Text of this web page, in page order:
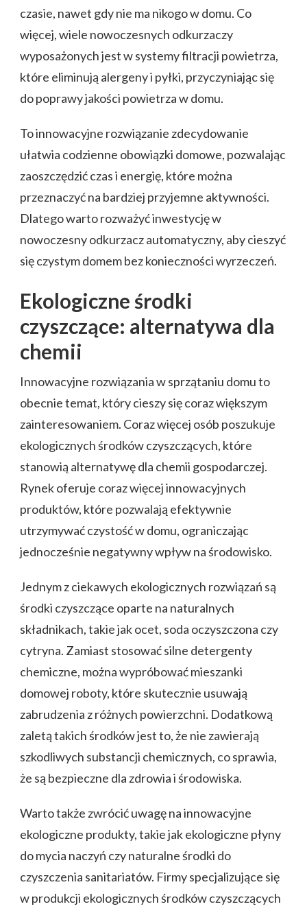
czasie, nawet gdy nie ma nikogo w domu. Co
więcej, wiele nowoczesnych odkurzaczy
wyposażonych jest w systemy filtracji powietrza,
które eliminują alergeny i pyłki, przyczyniając się
do poprawy jakości powietrza w domu.
To innowacyjne rozwiązanie zdecydowanie
ułatwia codzienne obowiązki domowe, pozwalając
zaoszczędzić czas i energię, które można
przeznaczyć na bardziej przyjemne aktywności.
Dlatego warto rozważyć inwestycję w
nowoczesny odkurzacz automatyczny, aby cieszyć
się czystym domem bez konieczności wyrzeczeń.
Ekologiczne środki
czyszczące: alternatywa dla
chemii
Innowacyjne rozwiązania w sprzątaniu domu to
obecnie temat, który cieszy się coraz większym
zainteresowaniem. Coraz więcej osób poszukuje
ekologicznych środków czyszczących, które
stanowią alternatywę dla chemii gospodarczej.
Rynek oferuje coraz więcej innowacyjnych
produktów, które pozwalają efektywnie
utrzymywać czystość w domu, ograniczając
jednocześnie negatywny wpływ na środowisko.
Jednym z ciekawych ekologicznych rozwiązań są
środki czyszczące oparte na naturalnych
składnikach, takie jak ocet, soda oczyszczona czy
cytryna. Zamiast stosować silne detergenty
chemiczne, można wypróbować mieszanki
domowej roboty, które skutecznie usuwają
zabrudzenia z różnych powierzchni. Dodatkową
zaletą takich środków jest to, że nie zawierają
szkodliwych substancji chemicznych, co sprawia,
że są bezpieczne dla zdrowia i środowiska.
Warto także zwrócić uwagę na innowacyjne
ekologiczne produkty, takie jak ekologiczne płyny
do mycia naczyń czy naturalne środki do
czyszczenia sanitariatów. Firmy specjalizujące się
w produkcji ekologicznych środków czyszczących